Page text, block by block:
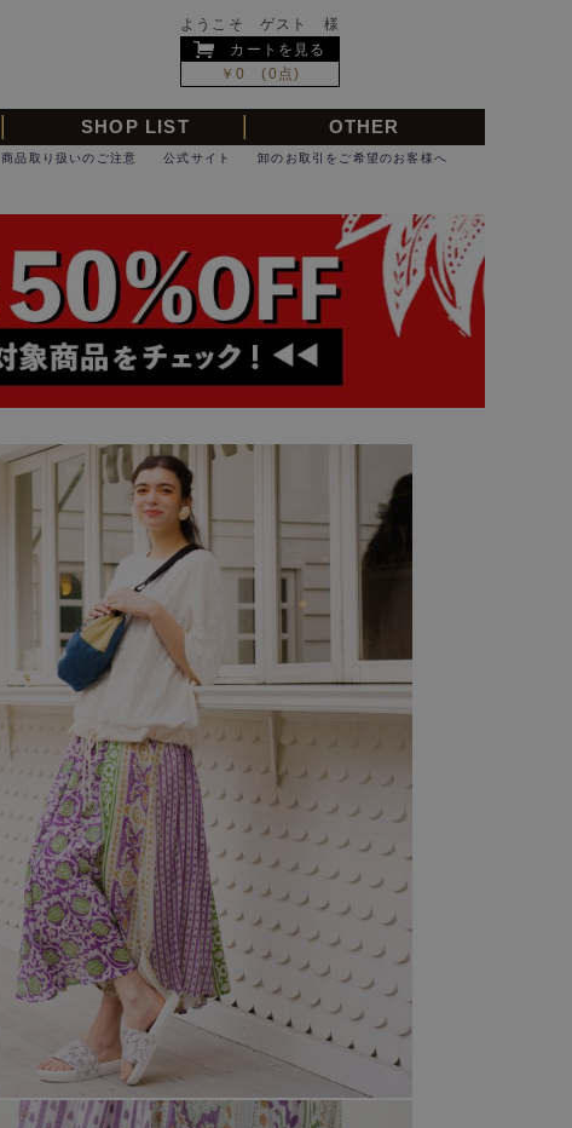
ようこそ ゲスト 様
カートを見る
￥0 (0点)
SHOP LIST OTHER
卸のお取引をご希望のお客様へ
公式サイト
商品取り扱いのご注意